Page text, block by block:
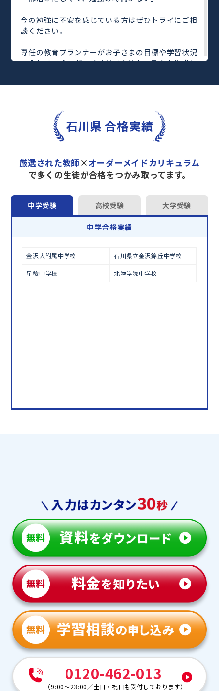
今の勉強に不安を感じている方はぜひトライにご相
談ください。
専任の教育プランナーがお子さまの目標や学習状況
に合わせてオーダーメイドでカリキュラムを作成し
完全マンツーマンで自分に合った教師がわかるまで
さらに、単元別の学習の理解度がわかる「AI学習診
や授業内容や授業以外の勉強をナビゲートする
「DAILY TRY」
など、豊富な学習コンテンツが
トライで一緒に“自己最高得点”を目指しません
か？
オンラインでの学習面談も承っております。
学習相談のお申し込みはこちら
石川県 合格実績
厳選された教師× オーダーメイドカリキュラム
で多くの生徒が合格をつかみ取ってます。
中学受験 高校受験 大学受験
中学合格実績
金沢大附属中学校 石川県立金沢錦丘中学校
星稜中学校 北陸学院中学校
0120-462-013
（9:00～23:00 ／土日・祝日も受付しております）